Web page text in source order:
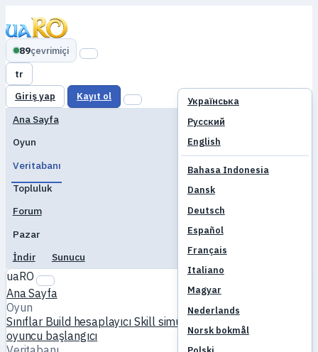
89çevrimiçi
tr
Українська
Русский
English
Bahasa Indonesia
Dansk
Deutsch
Español
Français
Italiano
Magyar
Nederlands
Norsk bokmål
Giriş yap Kayıt ol
Ana Sayfa
Oyun
Veritabanı
Topluluk
Forum
Pazar
İndir
Sunucu
uaRO
Ana Sayfa
Oyun
Sınıflar Build hesaplayıcı Skill simülatörü
oyuncu başlangıcı